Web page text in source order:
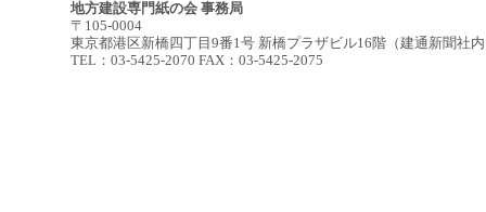
地方建設専門紙の会 事務局
〒105-0004
東京都港区新橋四丁目9番1号 新橋プラザビル16階（建通新聞社
TEL：03-5425-2070 FAX：03-5425-2075